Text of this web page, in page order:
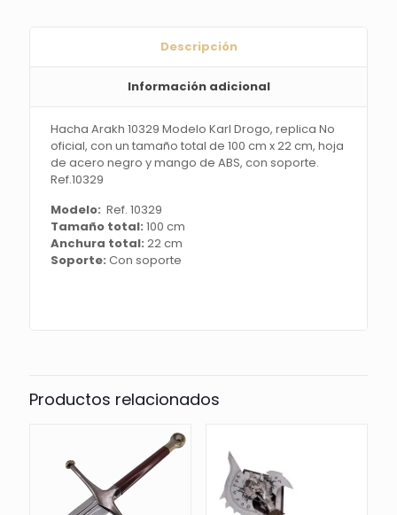
Descripción
Información adicional
Hacha Arakh 10329 Modelo Karl Drogo, replica No
oficial, con un tamaño total de 100 cm x 22 cm, hoja
de acero negro y mango de ABS, con soporte.
Ref.10329
Modelo: Ref. 10329
Tamaño total: 100 cm
Anchura total: 22 cm
Soporte:Con soporte
Productos relacionados